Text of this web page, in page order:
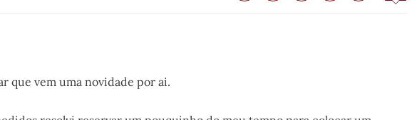
que vem uma novidade por ai.